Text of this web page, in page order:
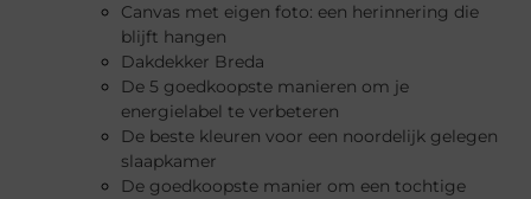
Canvas met eigen foto: een herinnering die
blijft hangen
Dakdekker Breda
De 5 goedkoopste manieren om je
energielabel te verbeteren
De beste kleuren voor een noordelijk gelegen
slaapkamer
De goedkoopste manier om een tochtige